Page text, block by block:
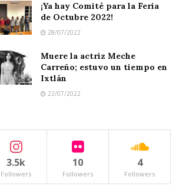
remigio porque así lo establecía
leyendas.
porque su papá les imponía
1893 cuando el territorio de
con 150 mil
¡Ya hay Comité para la Feria
de Octubre 2022!
28/07/2022
Muere la actriz Meche
Carreño; estuvo un tiempo en
Ixtlán
22/07/2022
3.5k
Followers
10
Followers
4
Followers